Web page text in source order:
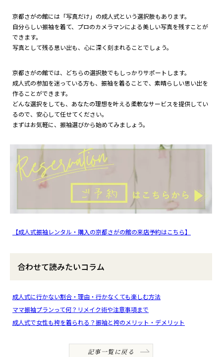
京都さがの館には「写真だけ」の成人式という選択肢もあります。
自分らしい振袖を着て、プロのカメラマンによる美しい写真を残すことが
できます。
写真として残る思い出も、心に深く刻まれることでしょう。
京都さがの館では、どちらの選択肢でもしっかりサポートします。
成人式の参加を迷っている方も、振袖を着ることで、素晴らしい思い出を
作ることができます。
どんな選択をしても、あなたの理想を叶える柔軟なサービスを提供してい
るので、安心して任せてください。
まずはお気軽に、振袖選びから始めてみましょう。
【成人式振袖レンタル・購入の京都さがの館の来店予約はこちら】
合わせて読みたいコラム
成人式に行かない割合・理由・行かなくても楽しむ方法
ママ振袖プランって何？リメイク術や注意事項まで
成人式で女性も袴を着られる？振袖と袴のメリット・デメリット
記事一覧に戻る